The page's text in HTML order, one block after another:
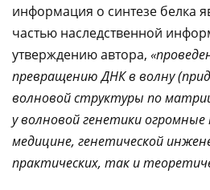
информация о синтезе белка
частью наследственной
утверждению автора, «
превращению ДНК в волну
волновой структуры по
у волновой генетики
медицине, генетической
практических, так и